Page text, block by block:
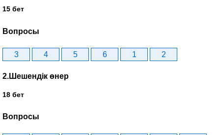
15 бет
Вопросы
3 4 5 6 1 2
2.Шешендік өнер
18 бет
Вопросы